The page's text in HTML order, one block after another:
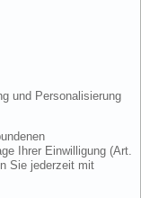
und Personalisierung
Ihrer Einwilligung (Art.
Sie jederzeit mit